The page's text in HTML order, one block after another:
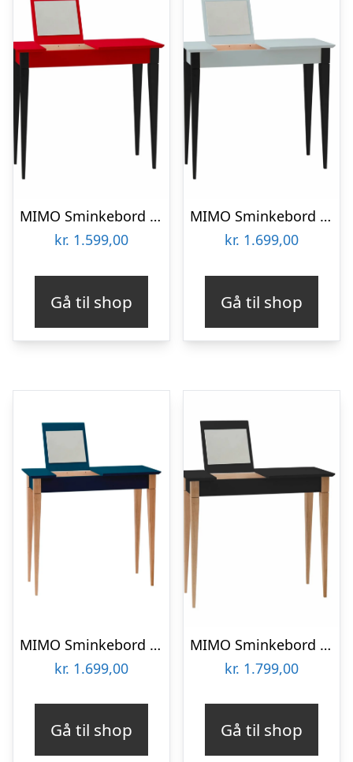
MIMO Sminkebord med spejl – 65×35 cm sorte ben / røde
kr. 1.599,00
Gå til shop
MIMO Sminkebord med spejl – 85×35 cm sorte ben / lysegrå
kr. 1.699,00
Gå til shop
MIMO Sminkebord med spejl – 65x35cm Petrol Blue
kr. 1.699,00
Gå til shop
MIMO Sminkebord med spejl 85x35cm Sort
kr. 1.799,00
Gå til shop